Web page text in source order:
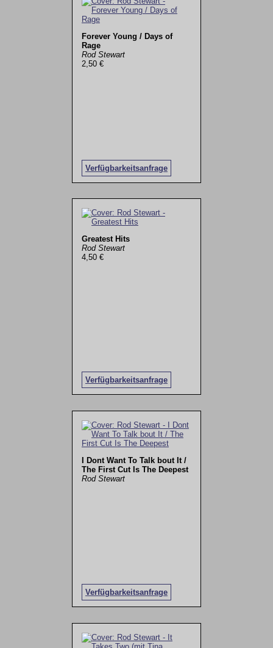
Forever Young / Days of
Rage
Rod Stewart
2,50 €
Verfügbarkeitsanfrage
Greatest Hits
Rod Stewart
4,50 €
Verfügbarkeitsanfrage
I Dont Want To Talk bout It /
The First Cut Is The Deepest
Rod Stewart
Verfügbarkeitsanfrage